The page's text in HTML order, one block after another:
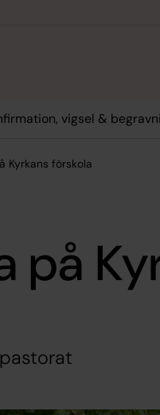
vigsel &
Kyrkans förskola
på